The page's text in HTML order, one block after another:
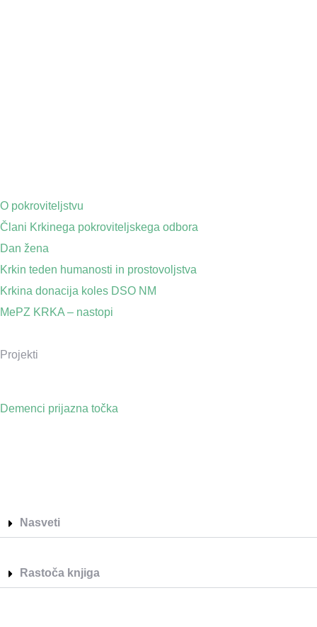
O pokroviteljstvu
Člani Krkinega pokroviteljskega odbora
Dan žena
Krkin teden humanosti in prostovoljstva
Krkina donacija koles DSO NM
MePZ KRKA – nastopi
Projekti
Demenci prijazna točka
Nasveti
Rastoča knjiga